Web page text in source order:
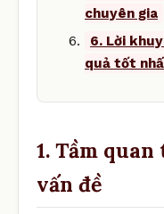
chuyên gia
6. Lời
quả tốt
1. Tầm
vấn đề